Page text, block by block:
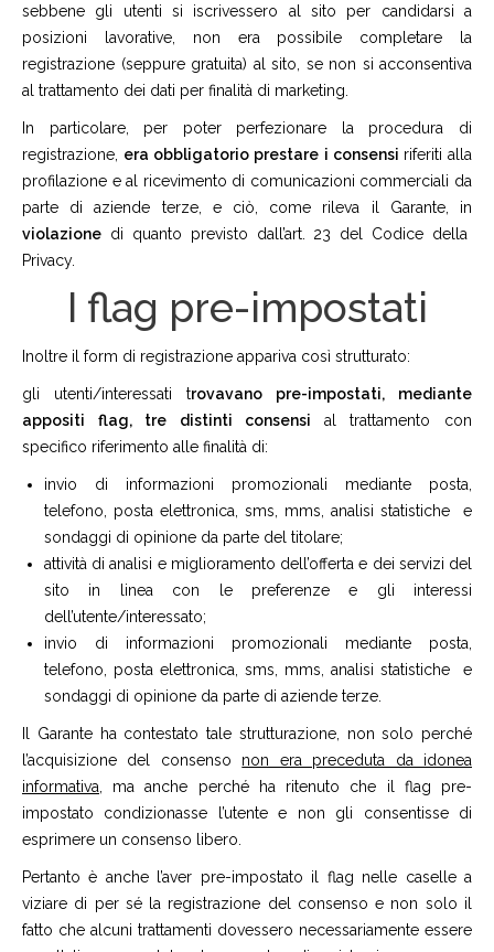
sebbene gli utenti si iscrivessero al sito per candidarsi a
posizioni lavorative, non era possibile completare la
registrazione (seppure gratuita) al sito, se non si acconsentiva
al trattamento dei dati per finalità di marketing.
In particolare, per poter perfezionare la procedura di
registrazione, era obbligatorio prestare i consensi riferiti alla
profilazione e al ricevimento di comunicazioni commerciali da
parte di aziende terze, e ciò, come rileva il Garante, in
violazione di quanto previsto dall’art. 23 del Codice della
Privacy.
I flag pre-impostati
Inoltre il form di registrazione appariva così strutturato:
gli utenti/interessati trovavano pre-impostati, mediante
appositi flag, tre distinti consensi al trattamento con
specifico riferimento alle finalità di:
invio di informazioni promozionali mediante posta,
telefono, posta elettronica, sms, mms, analisi statistiche e
sondaggi di opinione da parte del titolare;
attività di analisi e miglioramento dell’offerta e dei servizi del
sito in linea con le preferenze e gli interessi
dell’utente/interessato;
invio di informazioni promozionali mediante posta,
telefono, posta elettronica, sms, mms, analisi statistiche e
sondaggi di opinione da parte di aziende terze.
Il Garante ha contestato tale strutturazione, non solo perché
l’acquisizione del consenso non era preceduta da idonea
informativa , ma anche perché ha ritenuto che il flag pre-
impostato condizionasse l’utente e non gli consentisse di
esprimere un consenso libero.
Pertanto è anche l’aver pre-impostato il flag nelle caselle a
viziare di per sé la registrazione del consenso e non solo il
fatto che alcuni trattamenti dovessero necessariamente essere